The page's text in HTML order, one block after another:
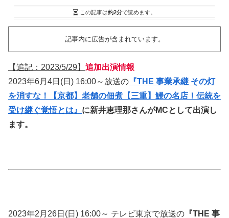
この記事は約2分で読めます。
記事内に広告が含まれています。
【追記：2023/5/29】 追加出演情報
2023年6月4日(日) 16:00～放送の 『THE 事業承継 その灯
を消すな！【京都】老舗の佃煮【三重】鰻の名店！伝統を
受け継ぐ覚悟とは』 に新井恵理那さんがMCとして出演し
ます。
2023年2月26日(日) 16:00～ テレビ東京で放送の 『THE 事